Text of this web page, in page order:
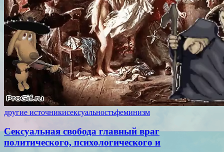
другие источникисексуальностьфеминизм
Сексуальная свобода главный враг
политического, психологического и